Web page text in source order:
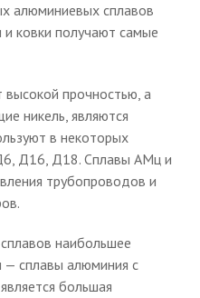
алюминиевых сплавов
и ковки получают самые
прочностью, а
никель, являются
в некоторых
Д16, Д18. Сплавы АМц и
трубопроводов и
наибольшее
сплавы алюминия с
большая